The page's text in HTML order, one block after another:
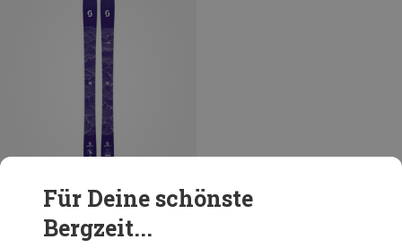
Du sparst 42%
Für Deine schönste
Bergzeit...